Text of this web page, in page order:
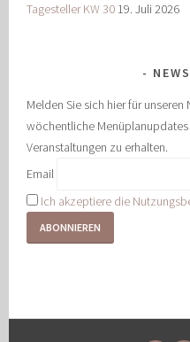
Tagesteller KW 30 19. Juli 2026
Melden Sie sich hier für
wöchentliche
Veranstaltungen zu erhalten.
Email
Ich akzeptiere die